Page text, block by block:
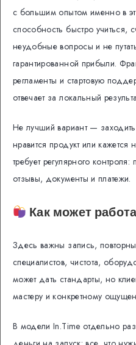
с большим опытом именно в
способность быстро учиться,
неудобные вопросы и не
гарантированной прибыли.
регламенты и стартовую
отвечает за локальный
Не лучший вариант — заходить
нравится продукт или
требует регулярного
отзывы, документы и платежи.
Как может
Здесь важны запись,
специалистов, чистота,
может дать стандарты, но
мастеру и конкретному
В модели In.Time отдельно